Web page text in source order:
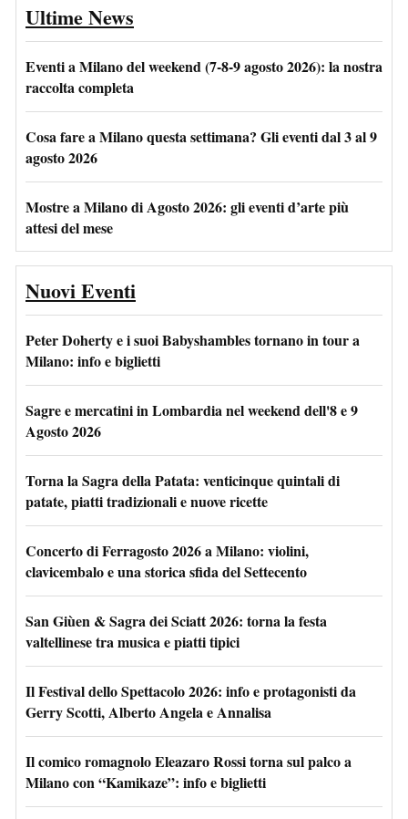
Ultime News
Eventi a Milano del weekend (7-8-9 agosto 2026): la nostra
raccolta completa
Cosa fare a Milano questa settimana? Gli eventi dal 3 al 9
agosto 2026
Mostre a Milano di Agosto 2026: gli eventi d’arte più
attesi del mese
Nuovi Eventi
Peter Doherty e i suoi Babyshambles tornano in tour a
Milano: info e biglietti
Sagre e mercatini in Lombardia nel weekend dell'8 e 9
Agosto 2026
Torna la Sagra della Patata: venticinque quintali di
patate, piatti tradizionali e nuove ricette
Concerto di Ferragosto 2026 a Milano: violini,
clavicembalo e una storica sfida del Settecento
San Giùen & Sagra dei Sciatt 2026: torna la festa
valtellinese tra musica e piatti tipici
Il Festival dello Spettacolo 2026: info e protagonisti da
Gerry Scotti, Alberto Angela e Annalisa
Il comico romagnolo Eleazaro Rossi torna sul palco a
Milano con “Kamikaze”: info e biglietti